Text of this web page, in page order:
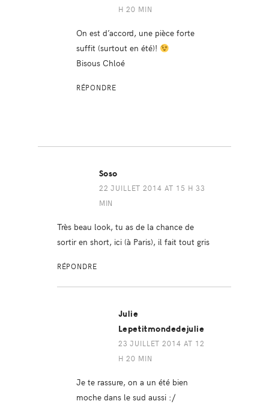
H 20 MIN
On est d’accord, une pièce forte
suffit (surtout en été)!
Bisous Chloé
RÉPONDRE
Soso
22 JUILLET 2014 AT 15 H 33
MIN
Très beau look, tu as de la chance de
sortir en short, ici (à Paris), il fait tout gris
RÉPONDRE
Julie
Lepetitmondedejulie
23 JUILLET 2014 AT 12
H 20 MIN
Je te rassure, on a un été bien
moche dans le sud aussi :/